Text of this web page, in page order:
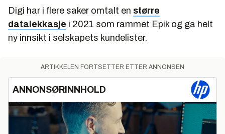
Digi har i flere saker omtalt en større
datalekkasje i 2021 som rammet Epik og ga helt
ny innsikt i selskapets kundelister.
ARTIKKELEN FORTSETTER ETTER ANNONSEN
ANNONSØRINNHOLD